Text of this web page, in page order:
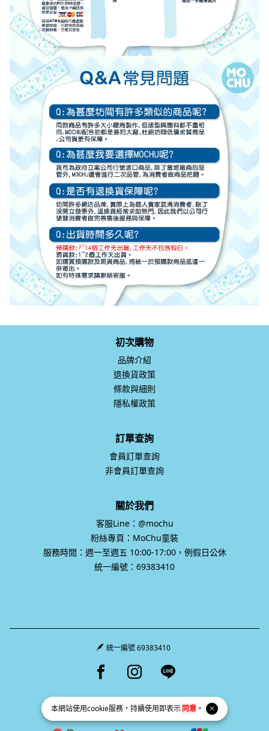
本網站使用cookie服務，持續使用即表示同意 。
初次購物
品牌介紹
退換貨政策
條款與細則
隱私權政策
訂單查詢
會員訂單查詢
非會員訂單查詢
關於我們
客服Line：@mochu
粉絲專頁：MoChu童裝
服務時間：週一至週五 10:00-17:00，例假日公休
統一編號：69383410
統一編號 69383410
Facebook page
Instagram page
Line page